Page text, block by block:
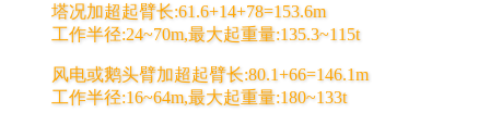
塔况加超起臂长:61.6+14+78=153.6m
工作半径:24~70m,最大起重量:135.3~115t
风电或鹅头臂加超起臂长:80.1+66=146.1m
工作半径:16~64m,最大起重量:180~133t